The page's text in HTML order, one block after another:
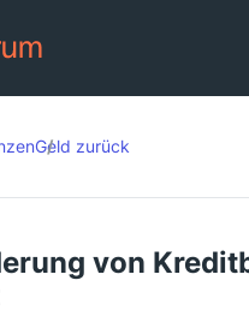
Geld zurück
von